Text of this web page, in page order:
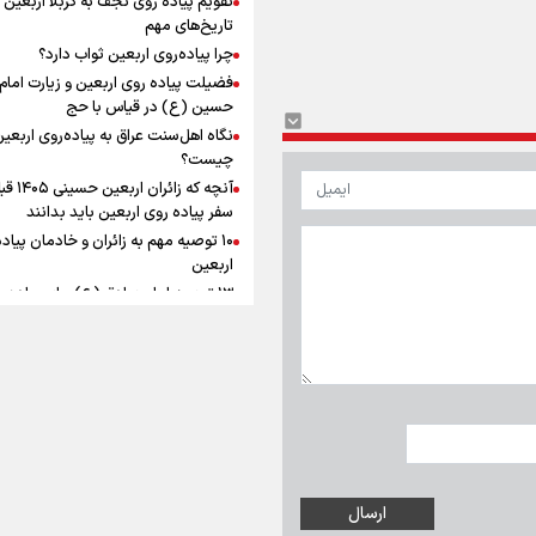
ماندگار شد
افزوده چقدر است؟
اینفوبرنا/ سقف معافیت مالیاتی
حقوق کارکنان دولت و
در بودجه ۱۴۰۵ چقدر است؟
تاریخ‌های مهم
چرا پیاده‌روی اربعین ثواب دارد؟
فضیلت پیاده روی اربعین و زیارت امام
حسین (ع) در قیاس با حج
نگاه اهل‌سنت عراق به پیاده‌روی
چیست؟
آنچه که
سفر پیاده روی اربعین باید بدانند
۱۰ توصیه مهم به زائران و خادمان
اربعین
۱۳ توصیه امام صادق (ع) برای